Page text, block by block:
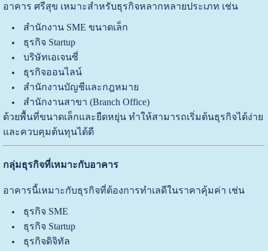
อาคาร ศรีสุข เหมาะสำหรับธุรกิจหลากหลายประเภท เช่น
สำนักงาน SME ขนาดเล็ก
ธุรกิจ Startup
บริษัทเอเจนซี่
ธุรกิจออนไลน์
สำนักงานบัญชีและกฎหมาย
สำนักงานสาขา (Branch Office)
ด้วยพื้นที่ขนาดเล็กและยืดหยุ่น ทำให้สามารถเริ่มต้นธุรกิจได้ง่าย
และควบคุมต้นทุนได้ดี
กลุ่มธุรกิจที่เหมาะกับอาคาร
อาคารนี้เหมาะกับธุรกิจที่ต้องการทำเลดีในราคาคุ้มค่า เช่น
ธุรกิจ SME
ธุรกิจ Startup
ธุรกิจดิจิทัล